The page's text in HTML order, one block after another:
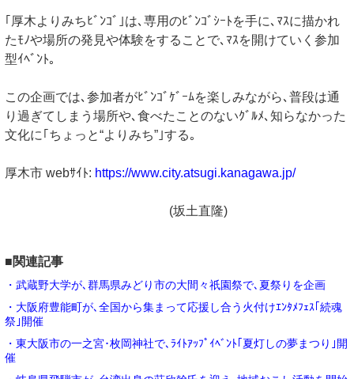
｢厚木よりみちﾋﾞﾝｺﾞ｣は､専用のﾋﾞﾝｺﾞｼｰﾄを手に､ﾏｽに描かれ
たﾓﾉや場所の発見や体験をすることで､ﾏｽを開けていく参加
型ｲﾍﾞﾝﾄ｡
この企画では､参加者がﾋﾞﾝｺﾞｹﾞｰﾑを楽しみながら､普段は通
り過ぎてしまう場所や､食べたことのないｸﾞﾙﾒ､知らなかった
文化に｢ちょっと“よりみち”｣する｡
厚木市 webｻｲﾄ: https://www.city.atsugi.kanagawa.jp/
(坂土直隆)
■関連記事
・武蔵野大学が､群馬県みどり市の大間々祇園祭で､夏祭りを企画
・大阪府豊能町が､全国から集まって応援し合う火付けｴﾝﾀﾒﾌｪｽ｢続魂
祭｣開催
・東大阪市の一之宮･枚岡神社で､ﾗｲﾄｱｯﾌﾟｲﾍﾞﾝﾄ｢夏灯しの夢まつり｣開
催